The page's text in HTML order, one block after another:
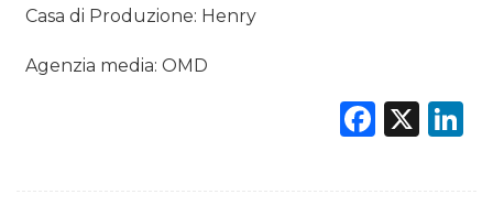
Casa di Produzione: Henry
Agenzia media: OMD
X